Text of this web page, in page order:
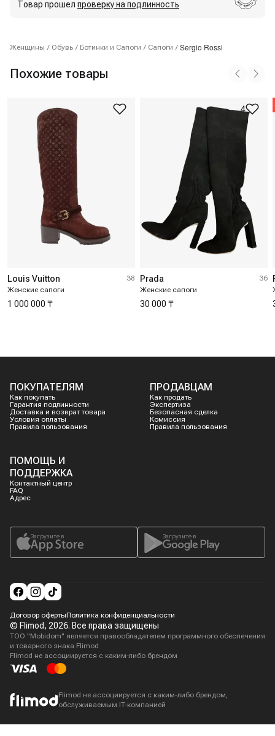
Товар прошел проверку на подлинность
Женщины / Обувь / Ботинки и Сапоги / Сапоги / Sergio Rossi
Похожие товары
Louis Vuitton
Женские сапоги
38
1 000 000 ₸
4
Prada
Женские сапоги
36
30 000 ₸
ПОКУПАТЕЛЯМ
Как покупать
Гарантия подлинности
Доставка и возврат товара
Условия оплаты
Правила пользования
ПРОДАВЦАМ
Как продать
Экспертиза
Безопасная сделка
Комиссия
Правила пользования
ПОМОЩЬ И
ПОДДЕРЖКА
Контактный центр
FAQ
Адрес
Загрузите в Загрузите в
Договор офертыПолитика конфиденциальности
© Flimod, 2026. Все права защищены
ТОО "Mobidom" является правообладателем программного обеспечения
и товарного знака Flimod
Flimod не ассоциируется с каким-либо брендом
Flimod не ассоциируется с каким-либо брендом,
обслуживаемым IT-компанией